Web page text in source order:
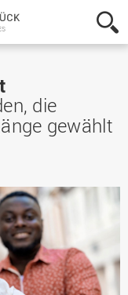
Hochschule
Osnabrück
-
Sciences
die
gewählt